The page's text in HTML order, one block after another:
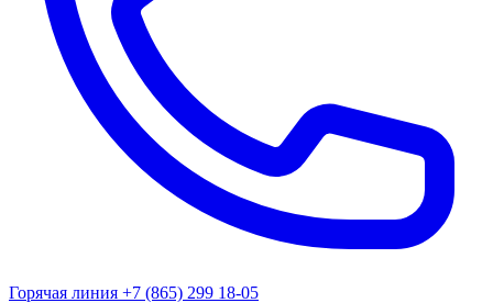
Горячая линия +7 (865) 299 18-05